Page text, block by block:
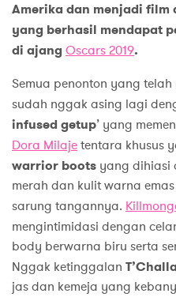
Amerika dan menjadi film
yang berhasil mendapat
di ajangOscars 2019.
Semua penonton yang
sudah nggak asing lagi
infused getup’ yang
Dora Milajetentara khusus
warrior boots yang dihiasi
merah dan kulit warna
sarung tangannya.
mengintimidasi dengan
body berwarna biru serta
Nggak ketinggalan T’Challa
jas dan kemeja yang